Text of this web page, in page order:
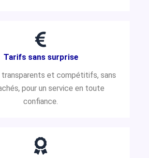
Tarifs sans surprise
et compétitifs, sans
pour un service en toute
confiance.